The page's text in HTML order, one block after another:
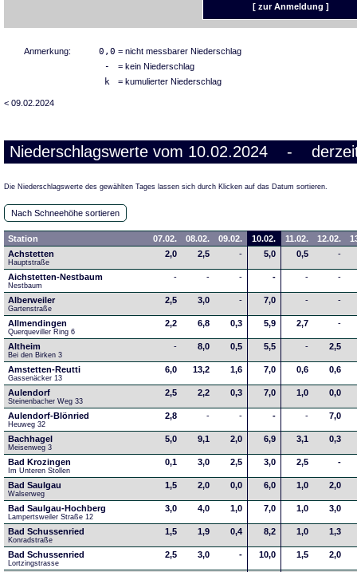
[ zur Anmeldung ]
Anmerkung: 0,0 = nicht messbarer Niederschlag
- = kein Niederschlag
k = kumulierter Niederschlag
< 09.02.2024
Niederschlagswerte vom 10.02.2024 -
Die Niederschlagswerte des gewählten Tages lassen sich durch Klicken auf das Datum sortieren.
Nach Schneehöhe sortieren
Station 07.02. 08.02. 09.02. 10.02. 11.02. 12.02.
Achstetten
Hauptstraße
2,0 2,5 - 5,0 0,5 -
Aichstetten-Nestbaum
Nestbaum
- - - - - -
Alberweiler
Gartenstraße
2,5 3,0 - 7,0 - -
Allmendingen
Querqueviller Ring 6
2,2 6,8 0,3 5,9 2,7 -
Altheim
Bei den Birken 3
- 8,0 0,5 5,5 - 2,5
Amstetten-Reutti
Gassenäcker 13
6,0 13,2 1,6 7,0 0,6 0,6
Aulendorf
Steinenbacher Weg 33
2,5 2,2 0,3 7,0 1,0 0,0
Aulendorf-Blönried
Heuweg 32
2,8 - - - - 7,0
Bachhagel
Meisenweg 3
5,0 9,1 2,0 6,9 3,1 0,3
Bad Krozingen
Im Unteren Stollen
0,1 3,0 2,5 3,0 2,5 -
Bad Saulgau
Walserweg
1,5 2,0 0,0 6,0 1,0 2,0
Bad Saulgau-Hochberg
Lampertsweiler Straße 12
3,0 4,0 1,0 7,0 1,0 3,0
Bad Schussenried
Konradstraße
1,5 1,9 0,4 8,2 1,0 1,3
Bad Schussenried
Lortzingstrasse
2,5 3,0 - 10,0 1,5 2,0